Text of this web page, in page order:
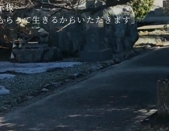
板〜
らって生きるからいただきます」